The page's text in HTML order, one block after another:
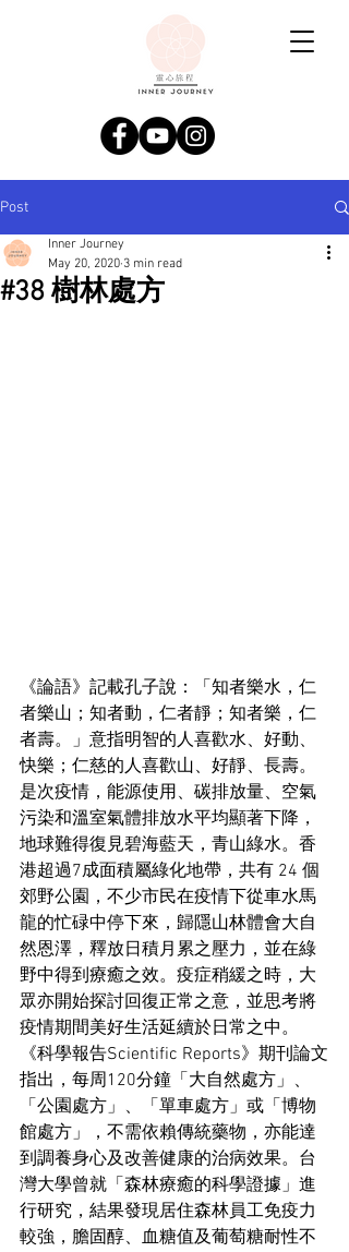
Post
#38 樹林處方
Inner Journey
May 20, 2020 3 min read
《論語》記載孔子說：「知者樂水，仁
者樂山；知者動，仁者靜；知者樂，仁
者壽。」意指明智的人喜歡水、好動、
快樂；仁慈的人喜歡山、好靜、長壽。
是次疫情，能源使用、碳排放量、空氣
污染和溫室氣體排放水平均顯著下降，
地球難得復見碧海藍天，青山綠水。香
港超過7成面積屬綠化地帶，共有 24 個
郊野公園，不少市民在疫情下從車水馬
龍的忙碌中停下來，歸隱山林體會大自
然恩澤，釋放日積月累之壓力，並在綠
野中得到療癒之效。疫症稍緩之時，大
眾亦開始探討回復正常之意，並思考將
疫情期間美好生活延續於日常之中。
《科學報告Scientific Reports》期刊論文
指出，每周120分鐘「大自然處方」、
「公園處方」、「單車處方」或「博物
館處方」，不需依賴傳統藥物，亦能達
到調養身心及改善健康的治病效果。台
灣大學曾就「森林療癒的科學證據」進
行研究，結果發現居住森林員工免疫力
較強，膽固醇、血糖值及葡萄糖耐性不